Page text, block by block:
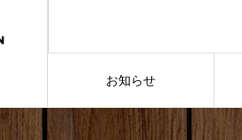
お知らせ